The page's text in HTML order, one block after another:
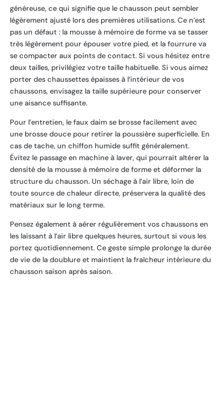
généreuse, ce qui signifie que le chausson peut sembler
légèrement ajusté lors des premières utilisations. Ce n’est
pas un défaut : la mousse à mémoire de forme va se tasser
très légèrement pour épouser votre pied, et la fourrure va
se compacter aux points de contact. Si vous hésitez entre
deux tailles, privilégiez votre taille habituelle. Si vous aimez
porter des chaussettes épaisses à l’intérieur de vos
chaussons, envisagez la taille supérieure pour conserver
une aisance suffisante.
Pour l’entretien, le faux daim se brosse facilement avec
une brosse douce pour retirer la poussière superficielle. En
cas de tache, un chiffon humide suffit généralement.
Évitez le passage en machine à laver, qui pourrait altérer la
densité de la mousse à mémoire de forme et déformer la
structure du chausson. Un séchage à l’air libre, loin de
toute source de chaleur directe, préservera la qualité des
matériaux sur le long terme.
Pensez également à aérer régulièrement vos chaussons en
les laissant à l’air libre quelques heures, surtout si vous les
portez quotidiennement. Ce geste simple prolonge la durée
de vie de la doublure et maintient la fraîcheur intérieure du
chausson saison après saison.